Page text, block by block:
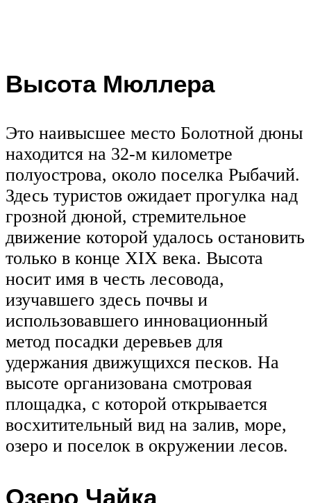
Высота Мюллера
Это наивысшее место Болотной дюны
находится на 32-м километре
полуострова, около поселка Рыбачий.
Здесь туристов ожидает прогулка над
грозной дюной, стремительное
движение которой удалось остановить
только в конце XIX века. Высота
носит имя в честь лесовода,
изучавшего здесь почвы и
использовавшего инновационный
метод посадки деревьев для
удержания движущихся песков. На
высоте организована смотровая
площадка, с которой открывается
восхитительный вид на залив, море,
озеро и поселок в окружении лесов.
Озеро Чайка